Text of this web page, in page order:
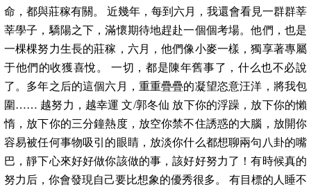
命，都與莊稼有關。 近幾年，每到六月，我還會看見一群群莘
莘學子，驕陽之下，滿懷期待地趕赴一個個考場。他們，也是
一棵棵努力生長的莊稼，六月，他們像小麥一樣，獨享著專屬
于他們的收獲喜悅。 一切，都是陳年舊事了，什么也不必說
了。多年之后的這個六月，重重疊疊的凝望恣意汪洋，將我包
圍…… 越努力，越幸運 文/郭冬仙 放下你的浮躁，放下你的懶
惰，放下你的三分鐘熱度，放空你禁不住誘惑的大腦，放開你
容易被任何事物吸引的眼睛，放淡你什么都想聊兩句八卦的嘴
巴，靜下心來好好做你該做的事，該好好努力了！有時候真的
努力后，你會發現自己要比想象的優秀很多。 有目標的人睡不